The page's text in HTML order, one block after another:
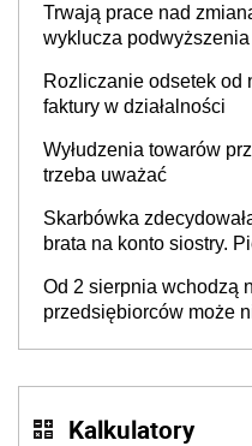
Trwają prace nad
wyklucza
Rozliczanie odsetek od
faktury w działalności
Wyłudzenia towarów
trzeba uważać
Skarbówka
brata na konto siostry.
będzie
Od 2 sierpnia wchodzą
przedsiębiorców może
Kalkulatory